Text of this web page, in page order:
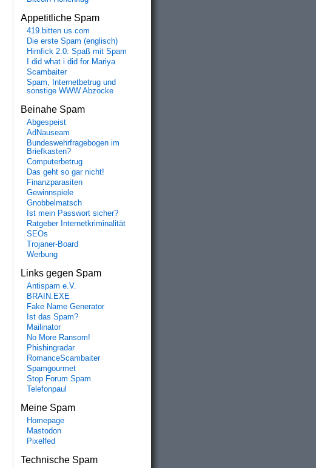
Appetitliche Spam
419.bitten us.com
Die erste Spam (englisch)
Hirnfick 2.0: Spaß mit Spam
I did what i did for Mariya
Scambaiter
Spam, Internetbetrug und
sonstige WWW Abzocke
Beinahe Spam
Abgespeist
AdNauseam
Bundeswehrfragebogen im
Briefkasten?
Computerbetrug
Das geht so gar nicht!
Finanzparasiten
Gewinnspiele
Gnobbelmatsch
Ist mein Passwort sicher?
Ratgeber Internetkriminalität
SEOs
Trojaner-Board
Werbung
Links gegen Spam
Antispam e.V.
BRAIN.EXE
Fake Name Generator
Ist das Spam?
Mailinator
No More Ransom!
Phishingradar
RomanceScambaiter
Spamgourmet
Stop Forum Spam
Telefonpaul
Meine Spam
Homepage
Mastodon
Pixelfed
Technische Spam